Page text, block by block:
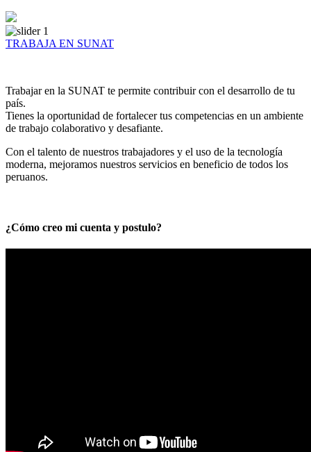
TRABAJA EN SUNAT
Trabajar en la SUNAT te permite contribuir con el desarrollo de tu
país.
Tienes la oportunidad de fortalecer tus competencias en un ambiente
de trabajo colaborativo y desafiante.
Con el talento de nuestros trabajadores y el uso de la tecnología
moderna, mejoramos nuestros servicios en beneficio de todos los
peruanos.
¿Cómo creo mi cuenta y postulo?